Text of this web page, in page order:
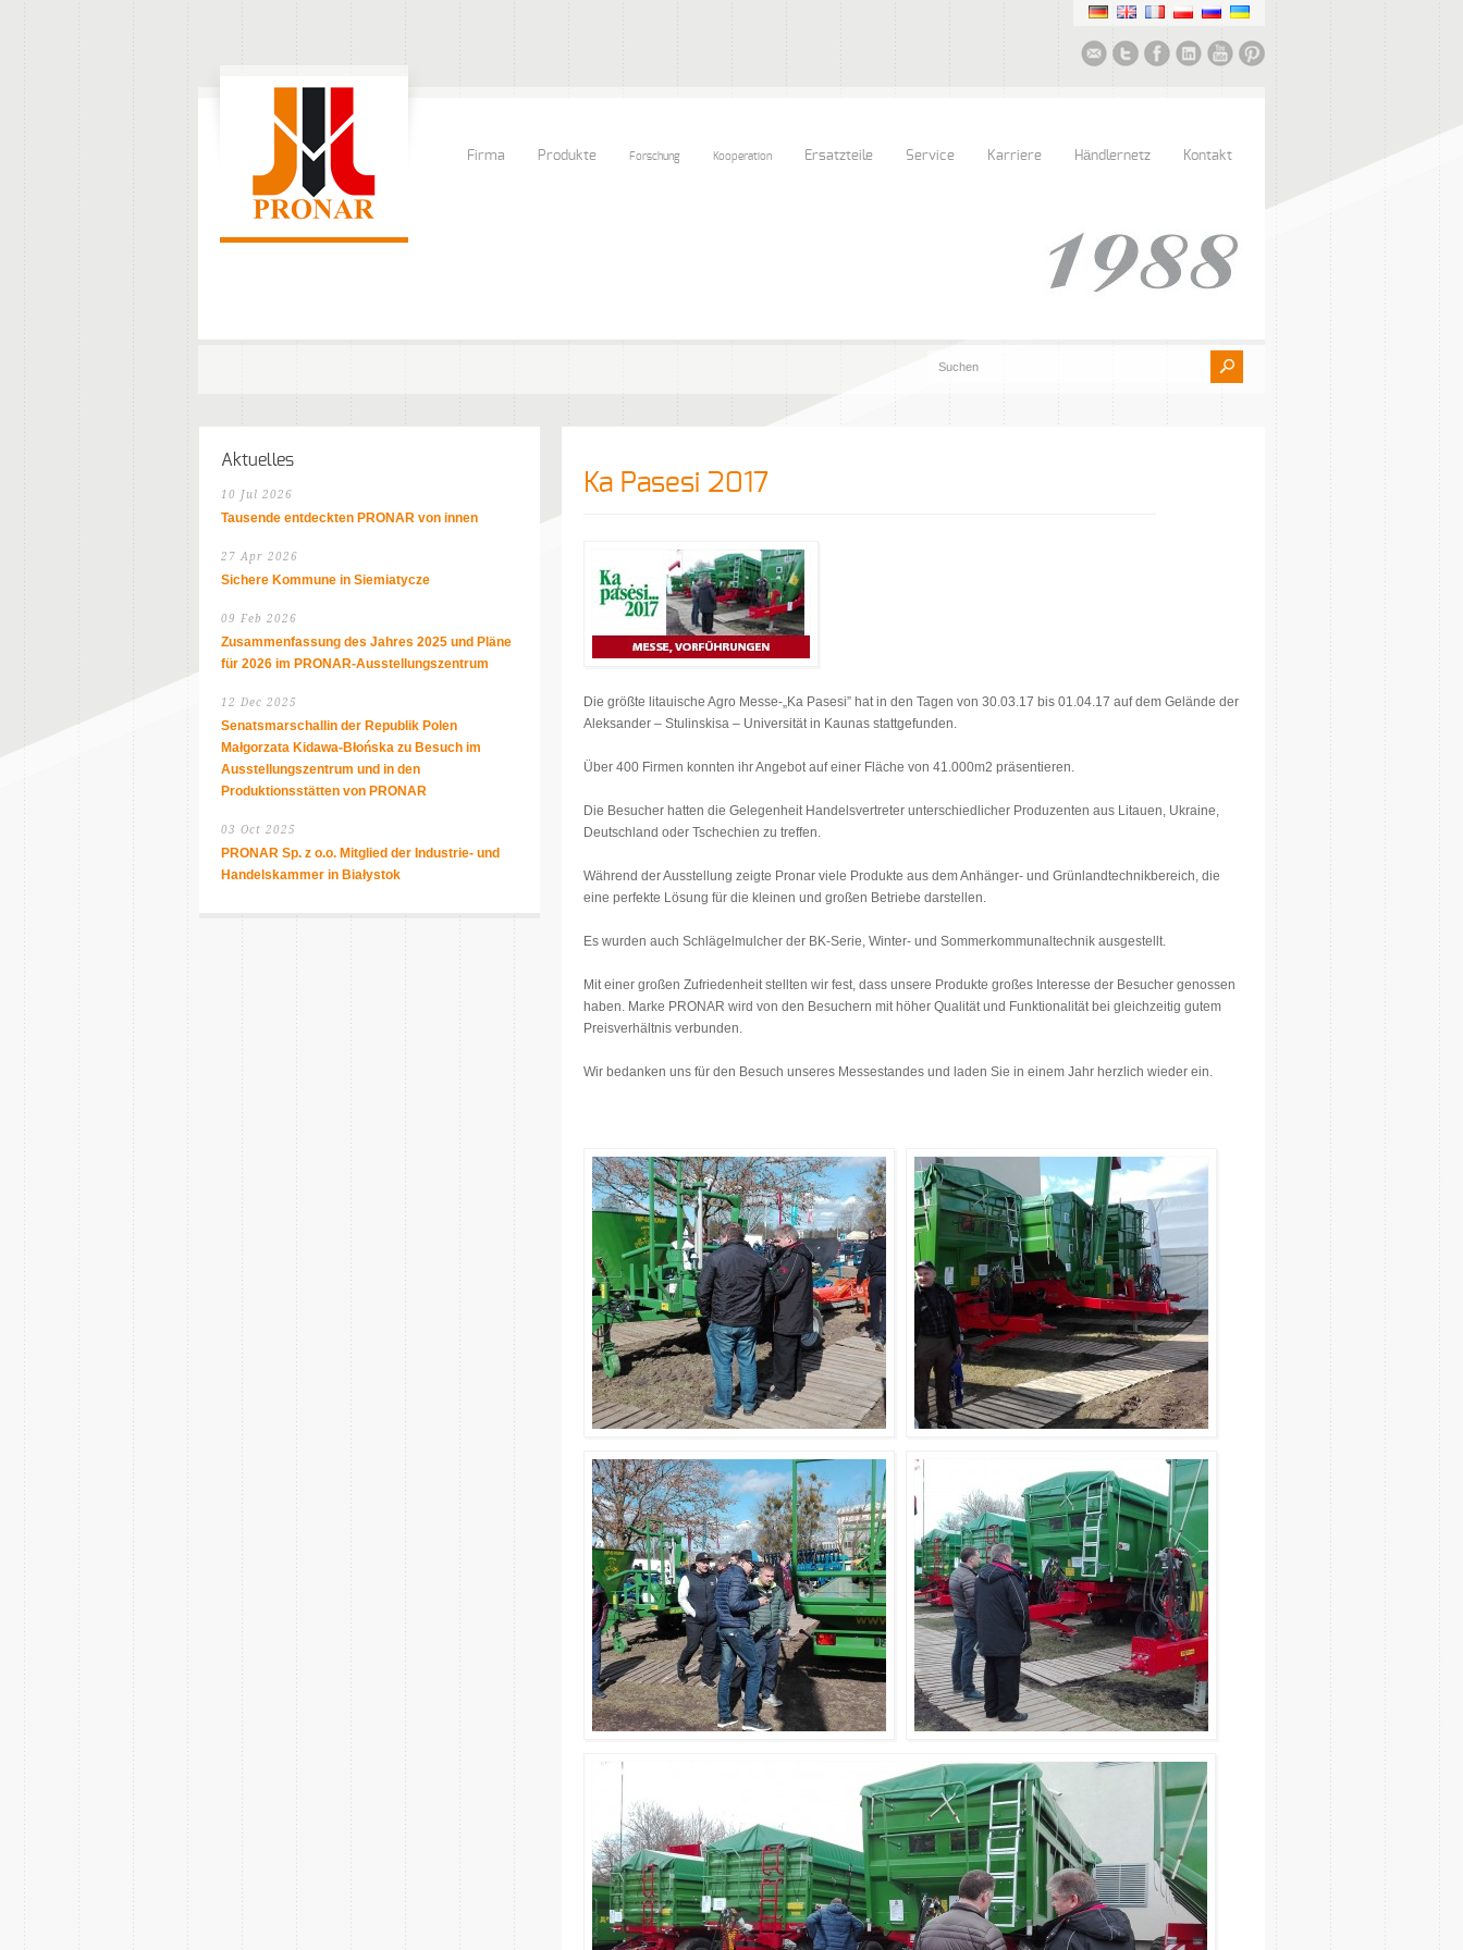
Firma Produkte Forschung Kooperation Ersatzteile Service Karriere Händlernetz Kontakt
Ka Pasesi 2017
Die größte litauische Agro Messe-„Ka Pasesi” hat in den Tagen von 30.03.17 bis 01.04.17 auf dem Gelände der
Aleksander – Stulinskisa – Universität in Kaunas stattgefunden.
Über 400 Firmen konnten ihr Angebot auf einer Fläche von 41.000m2 präsentieren.
Die Besucher hatten die Gelegenheit Handelsvertreter unterschiedlicher Produzenten aus Litauen, Ukraine,
Deutschland oder Tschechien zu treffen.
Während der Ausstellung zeigte Pronar viele Produkte aus dem Anhänger- und Grünlandtechnikbereich, die
eine perfekte Lösung für die kleinen und großen Betriebe darstellen.
Es wurden auch Schlägelmulcher der BK-Serie, Winter- und Sommerkommunaltechnik ausgestellt.
Mit einer großen Zufriedenheit stellten wir fest, dass unsere Produkte großes Interesse der Besucher genossen
haben. Marke PRONAR wird von den Besuchern mit höher Qualität und Funktionalität bei gleichzeitig gutem
Preisverhältnis verbunden.
Wir bedanken uns für den Besuch unseres Messestandes und laden Sie in einem Jahr herzlich wieder ein.
Aktuelles
10 Jul 2026
Tausende entdeckten PRONAR von innen
27 Apr 2026
Sichere Kommune in Siemiatycze
09 Feb 2026
Zusammenfassung des Jahres 2025 und Pläne
für 2026 im PRONAR-Ausstellungszentrum
12 Dec 2025
Senatsmarschallin der Republik Polen
Małgorzata Kidawa-Błońska zu Besuch im
Ausstellungszentrum und in den
Produktionsstätten von PRONAR
03 Oct 2025
PRONAR Sp. z o.o. Mitglied der Industrie- und
Handelskammer in Białystok